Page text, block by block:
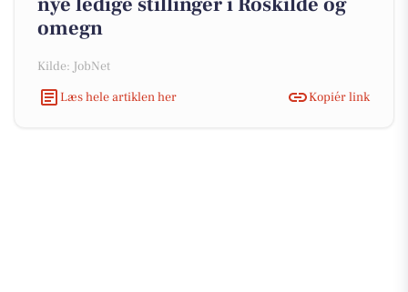
omegn
Kilde: JobNet
Læs hele artiklen her
Kopiér link